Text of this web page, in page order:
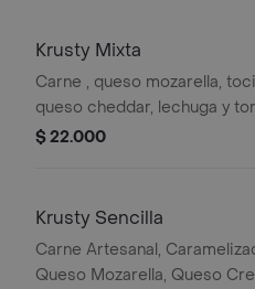
Krusty Mixta
Carne , queso mozarella,
queso cheddar, lechuga y
frescos producto creado por
$ 22.000
Krusty Sencilla
Carne Artesanal,
Queso Mozarella, Queso